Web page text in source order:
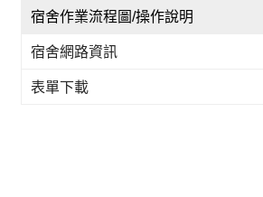
宿舍作業流程圖/操作說明
宿舍網路資訊
表單下載